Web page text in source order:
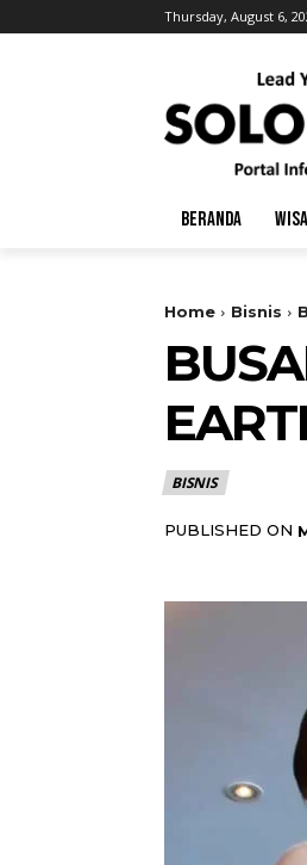
Thursday, August 6,
BERANDA
Home Bisnis
BISNIS
PUBLISHED ON